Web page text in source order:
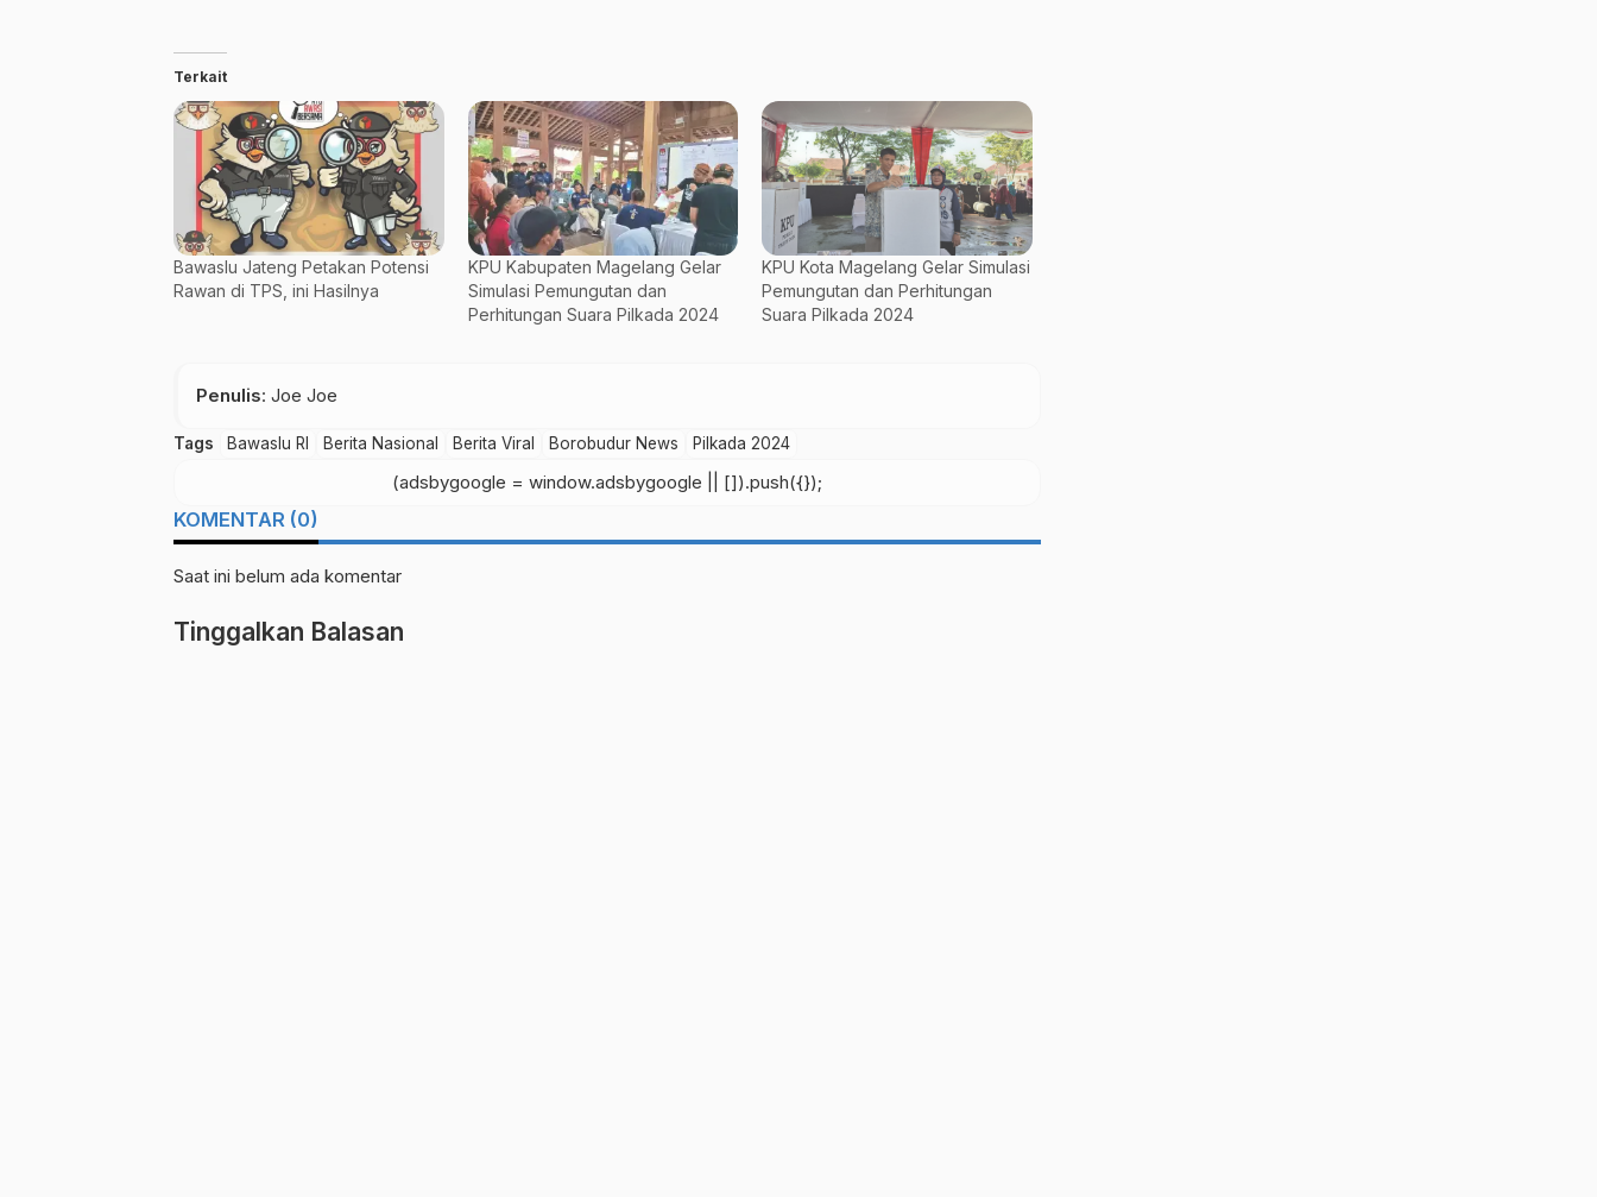
Terkait
Bawaslu Jateng Petakan Potensi
Rawan di TPS, ini Hasilnya
KPU Kabupaten Magelang Gelar
Simulasi Pemungutan dan
Perhitungan Suara Pilkada 2024
KPU Kota Magelang Gelar Simulasi
Pemungutan dan Perhitungan
Suara Pilkada 2024
Penulis: Joe Joe
Tags Bawaslu RI Berita Nasional Berita Viral Borobudur News Pilkada 2024
(adsbygoogle = window.adsbygoogle || []).push({});
KOMENTAR (0)
Saat ini belum ada komentar
Tinggalkan Balasan